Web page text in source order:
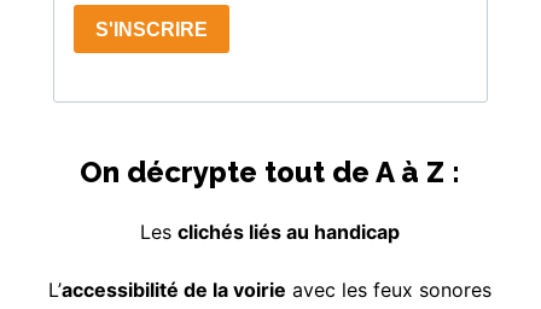
On décrypte tout de A à Z :
Lesclichés liés au handicap
L’accessibilité de la voirie avec les feux sonores